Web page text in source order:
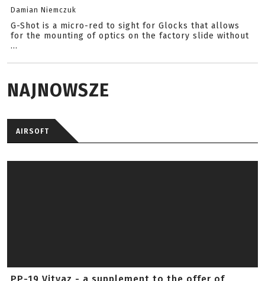
Damian Niemczuk
G-Shot is a micro-red to sight for Glocks that allows
for the mounting of optics on the factory slide without
...
NAJNOWSZE
AIRSOFT